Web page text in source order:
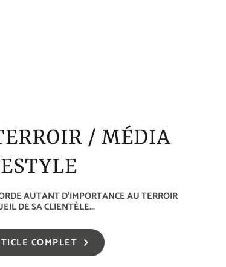
/ MÉDIA
AUTANT D’IMPORTANCE AU TERROIR
DE SA CLIENTÈLE...
COMPLET